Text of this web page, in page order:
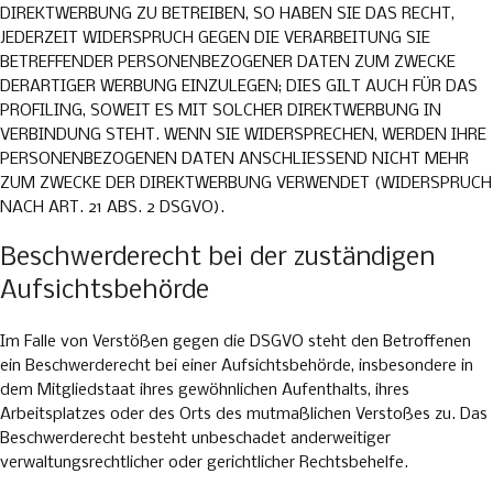
DIREKTWERBUNG ZU BETREIBEN, SO HABEN SIE DAS RECHT,
JEDERZEIT WIDERSPRUCH GEGEN DIE VERARBEITUNG SIE
BETREFFENDER PERSONENBEZOGENER DATEN ZUM ZWECKE
DERARTIGER WERBUNG EINZULEGEN; DIES GILT AUCH FÜR DAS
PROFILING, SOWEIT ES MIT SOLCHER DIREKTWERBUNG IN
VERBINDUNG STEHT. WENN SIE WIDERSPRECHEN, WERDEN IHRE
PERSONENBEZOGENEN DATEN ANSCHLIESSEND NICHT MEHR
ZUM ZWECKE DER DIREKTWERBUNG VERWENDET (WIDERSPRUCH
NACH ART. 21 ABS. 2 DSGVO).
Beschwerderecht bei der zuständigen
Aufsichtsbehörde
Im Falle von Verstößen gegen die DSGVO steht den Betroffenen
ein Beschwerderecht bei einer Aufsichtsbehörde, insbesondere in
dem Mitgliedstaat ihres gewöhnlichen Aufenthalts, ihres
Arbeitsplatzes oder des Orts des mutmaßlichen Verstoßes zu. Das
Beschwerderecht besteht unbeschadet anderweitiger
verwaltungsrechtlicher oder gerichtlicher Rechtsbehelfe.